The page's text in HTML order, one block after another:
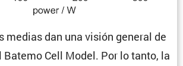
medias dan una visión general de
Cell Model. Por lo tanto, la